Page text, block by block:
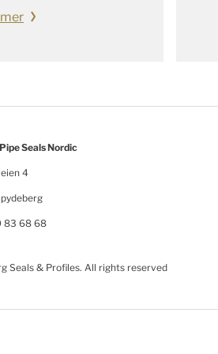
Seals Nordic
4
83 68 68
Seals & Profiles. All rights reserved